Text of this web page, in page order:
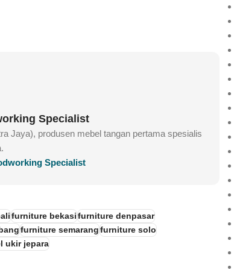
Specialist
Jaya), produsen mebel tangan pertama spesialis
Specialist
furniture bekasi furniture denpasar
furniture semarang furniture solo
ukir jepara